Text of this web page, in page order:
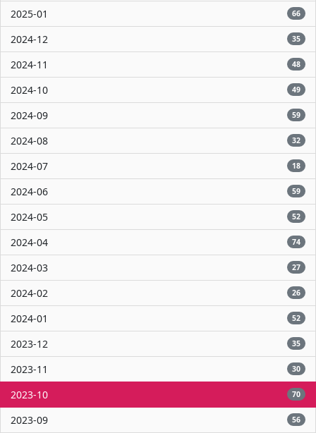
2025-01 66
2024-12 35
2024-11 48
2024-10 49
2024-09 59
2024-08 32
2024-07 18
2024-06 59
2024-05 52
2024-04 74
2024-03 27
2024-02 26
2024-01 52
2023-12 35
2023-11 30
2023-10 70
2023-09 56